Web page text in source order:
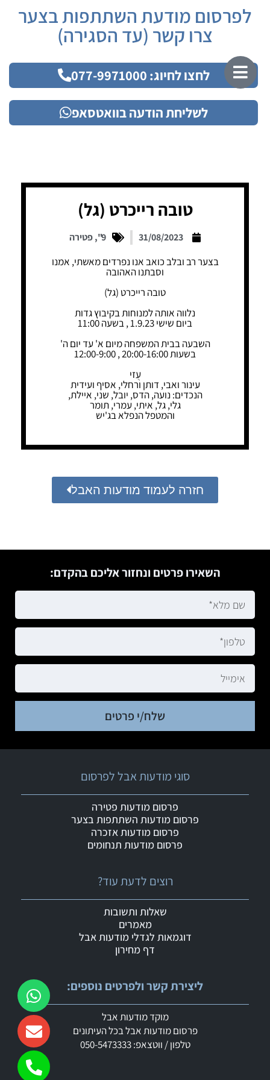
לפרסום מודעת השתתפות בצער
צרו קשר (עד הסגירה)
לחצו לחיוג: 077-9971000
לשליחת הודעה בוואטסאפ
טובה רייכרט (גל)
31/08/2023
9"
,פטירה
בצער רב ובלב כואב אנו נפרדים מאשתי, אמנו
וסבתנו האהובה
טובה רייכרט (גל)
נלווה אותה למנוחות בקיבוץ גדות
ביום שישי 1.9.23 , בשעה 11:00
השבעה בבית המשפחה מיום א' עד יום ה'
בשעות 20:00-16:00 , 12:00-9:00
עֻזי
עינור ואבי, דותן ורחלי, אסיף ועידית
הנכדים: נועה, הדס, יובל, שני, איילת,
גלי, גל, איתי, עמרי, תומר
והמטפל הנפלא בג'יש
חזרה לעמוד מודעות האבל
השאירו פרטים ונחזור אליכם בהקדם:
שלח/י פרטים
ליצירת קשר ולפרטים נוספים:
מוקד מודעות אבל
פרסום מודעות אבל בכל העיתונים
טלפון / ווטצאפ: 050-5473333
רוצים לדעת עוד?
שאלות ותשובות
מאמרים
דוגמאות לגדלי מודעות אבל
דף מחירון
סוגי מודעות אבל לפרסום
פרסום מודעות פטירה
פרסום מודעות השתתפות בצער
פרסום מודעות אזכרה
פרסום מודעות תנחומים